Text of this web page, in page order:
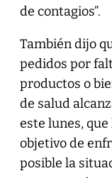
de contagios”.
También dijo
pedidos por
productos o
de salud
este lunes,
objetivo de
posible la